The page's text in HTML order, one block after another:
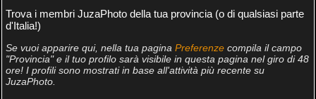
Trova i membri JuzaPhoto della tua provincia (o di qualsiasi parte
d'Italia!)
Se vuoi apparire qui, nella tua pagina Preferenzecompila il campo
"Provincia" e il tuo profilo sarà visibile in questa pagina nel giro di 48
ore! I profili sono mostrati in base all'attività più recente su
JuzaPhoto.